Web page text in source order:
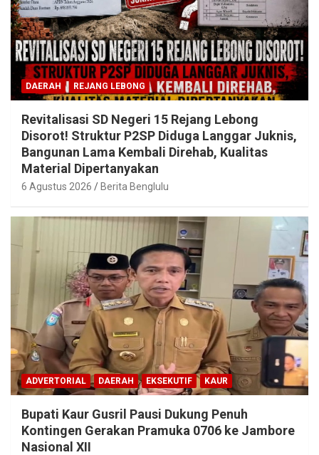
DAERAH REJANG LEBONG
Revitalisasi SD Negeri 15 Rejang Lebong
Disorot! Struktur P2SP Diduga Langgar Juknis,
Bangunan Lama Kembali Direhab, Kualitas
Material Dipertanyakan
6 Agustus 2026 Berita Benglulu
ADVERTORIAL DAERAH EKSEKUTIF KAUR
Bupati Kaur Gusril Pausi Dukung Penuh
Kontingen Gerakan Pramuka 0706 ke Jambore
Nasional XII